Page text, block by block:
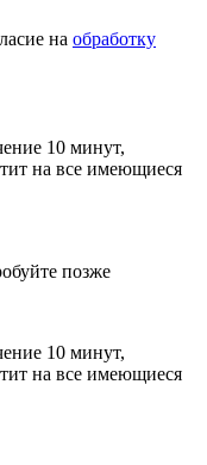
на обработку
10 минут,
на все имеющиеся
позже
10 минут,
на все имеющиеся